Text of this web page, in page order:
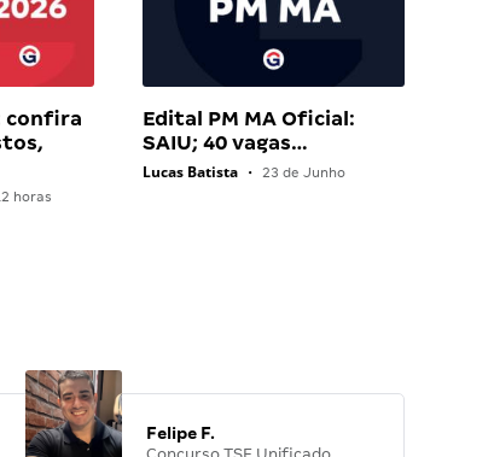
confira
horas
Edital PM MA Oficial:
SAIU; 40 vagas…
Lucas Batista • 23 de Junho
Felipe F.